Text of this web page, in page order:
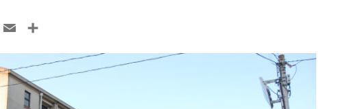
HatenaEmail